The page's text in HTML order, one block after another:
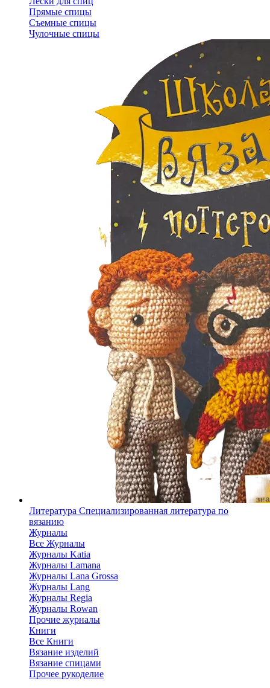
Прямые спицы
Съемные спицы
Чулочные спицы
Литература Специализированная литература по
вязанию
Журналы
Все Журналы
Журналы Katia
Журналы Lamana
Журналы Lana Grossa
Журналы Lang
Журналы Regia
Журналы Rowan
Прочие журналы
Книги
Все Книги
Вязание изделий
Вязание спицами
Прочее рукоделие